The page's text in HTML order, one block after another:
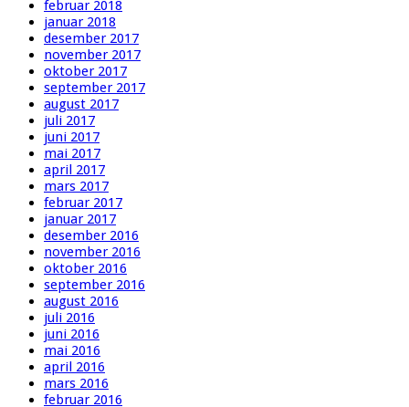
februar 2018
januar 2018
desember 2017
november 2017
oktober 2017
september 2017
august 2017
juli 2017
juni 2017
mai 2017
april 2017
mars 2017
februar 2017
januar 2017
desember 2016
november 2016
oktober 2016
september 2016
august 2016
juli 2016
juni 2016
mai 2016
april 2016
mars 2016
februar 2016